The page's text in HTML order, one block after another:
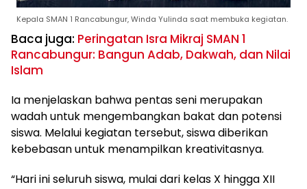
Kepala SMAN 1 Rancabungur, Winda Yulinda saat membuka kegiatan.
Baca juga: Peringatan Isra Mikraj SMAN 1
Rancabungur: Bangun Adab, Dakwah, dan Nilai
Islam
Ia menjelaskan bahwa pentas seni merupakan
wadah untuk mengembangkan bakat dan potensi
siswa. Melalui kegiatan tersebut, siswa diberikan
kebebasan untuk menampilkan kreativitasnya.
“Hari ini seluruh siswa, mulai dari kelas X hingga XII